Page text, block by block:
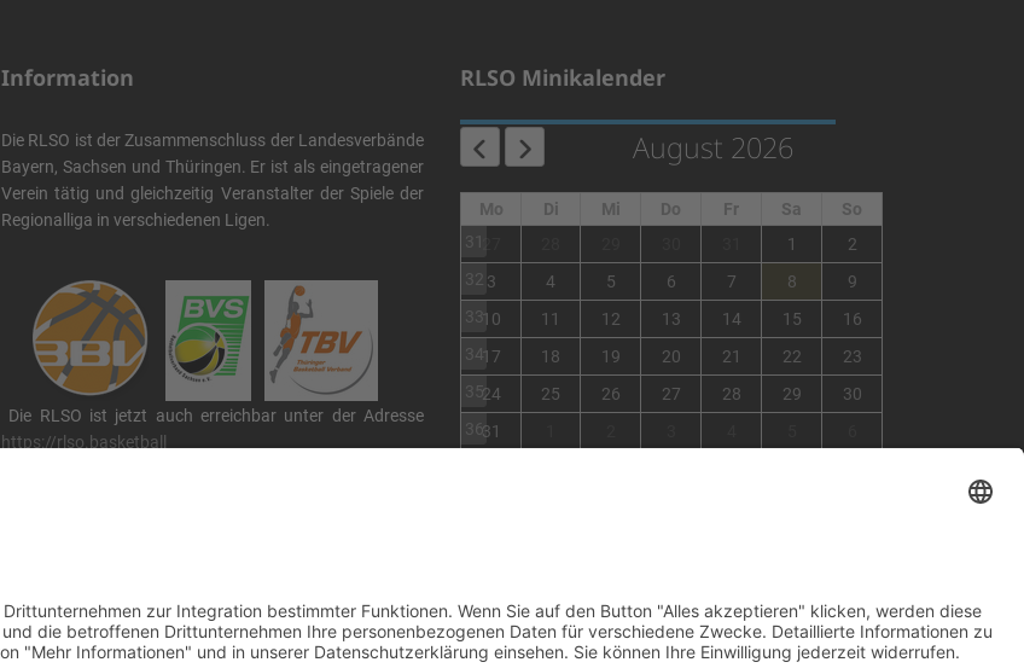
×
Fehler
Information
Die RLSO ist der Zusammenschluss der Landesverbände
Bayern, Sachsen und Thüringen. Er ist als eingetragener
Verein tätig und gleichzeitig Veranstalter der Spiele der
Regionalliga in verschiedenen Ligen.
Die RLSO ist jetzt auch erreichbar unter der Adresse
https://rlso.basketball
RLSO Minikalender
August 2026
Mo Di Mi Do Fr Sa
So
31
1
2
32 3 4 5 6 7 8
9
3310 11 12 13 14 15
16
3417 18 19 20 21 22
23
3524 25 26 27 28 29
30
3631